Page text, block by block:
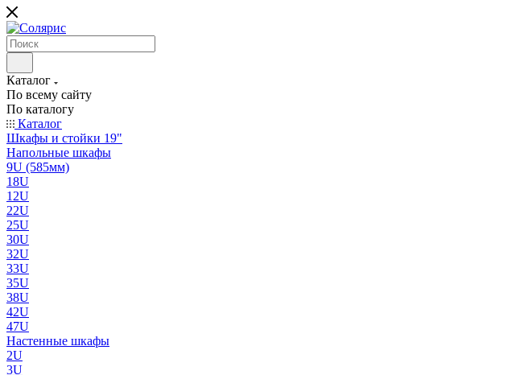
Каталог
По всему сайту
По каталогу
Каталог
Шкафы и стойки 19"
Напольные шкафы
9U (585мм)
18U
12U
22U
25U
30U
32U
33U
35U
38U
42U
47U
Настенные шкафы
2U
3U